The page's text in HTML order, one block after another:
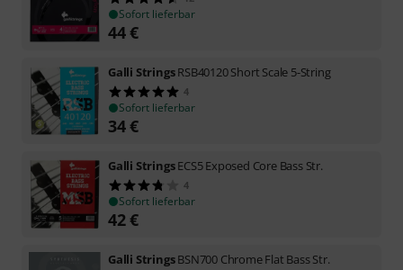
Sofort lieferbar
44€
Galli StringsRSB40120 Short Scale 5-String
4
Sofort lieferbar
34€
Galli StringsECS5 Exposed Core Bass Str.
4
Sofort lieferbar
42€
Galli StringsBSN700 Chrome Flat Bass Str.